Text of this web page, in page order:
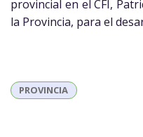
provincial en el CFI,
la Provincia, para el
PROVINCIA